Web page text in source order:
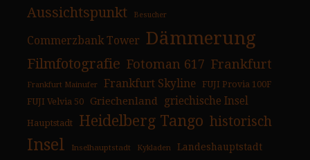
Aussichtspunkt Besucher
Commerzbank Tower Dämmerung
Filmfotografie Fotoman 617 Frankfurt
Frankfurt Mainufer Frankfurt Skyline
FUJI Provia 100F
FUJI Velvia 50
Griechenland griechische Insel
Hauptstadt Heidelberg Tango historisch
Insel Inselhauptstadt Kykladen Landeshauptstadt